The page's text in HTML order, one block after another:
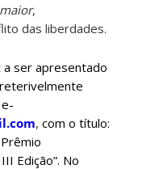
,
das liberdades.
ser apresentado
,com o título:
Edição”. No